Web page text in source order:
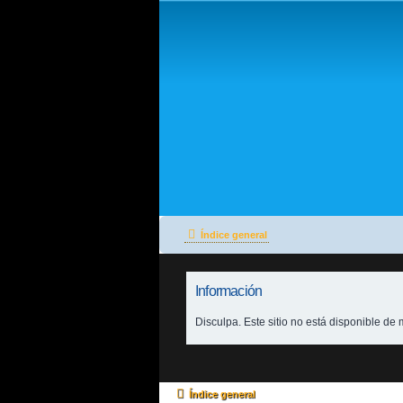
Índice general
Información
Disculpa. Este sitio no está disponible de
Índice general